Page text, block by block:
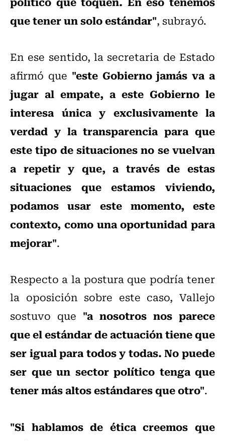
que tener un solo estándar", subrayó.
En ese sentido, la secretaria de Estado
afirmó que "este Gobierno jamás va a
jugar al empate, a este Gobierno le
interesa única y exclusivamente la
verdad y la transparencia para que
este tipo de situaciones no se vuelvan
a repetir y que, a través de estas
situaciones que estamos viviendo,
podamos usar este momento, este
contexto, como una oportunidad para
mejorar".
Respecto a la postura que podría tener
la oposición sobre este caso, Vallejo
sostuvo que "a nosotros nos parece
que el estándar de actuación tiene que
ser igual para todos y todas. No puede
ser que un sector político tenga que
tener más altos estándares que otro".
"Si hablamos de ética creemos que